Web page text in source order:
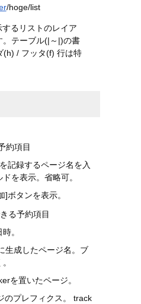
/hoge/list
るリストのレイア
。テーブル(|～|)の書
(h) / フッタ(f) 行は特
約項目
記録するページ名を入
を表示。省略可。
ボタンを表示。
る予約項目
。
生成したページ名。ブ
を置いたページ。
のプレフィクス。 track